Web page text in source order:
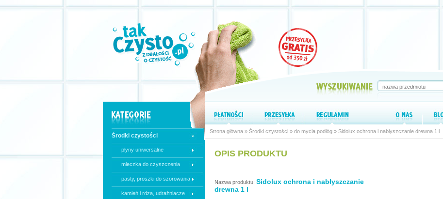
Środki czystości
płyny uniwersalne
mleczka do czyszczenia
pasty, proszki do szorowania
kamień i rdza, udrażniacze
Strona główna » Środki czystości » do mycia podłóg » Sidolux ochrona i nabłyszczanie drewna 1 l
OPIS PRODUKTU
Nazwa produktu: Sidolux ochrona i nabłyszczanie
drewna 1 l